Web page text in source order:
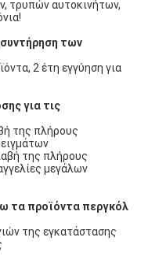
τρυπών αυτοκινήτων,
συντήρηση των
2 έτη εγγύηση για
για τις
της πλήρους
της πλήρους
μεγάλων
τα προϊόντα περγκόλ
της εγκατάστασης